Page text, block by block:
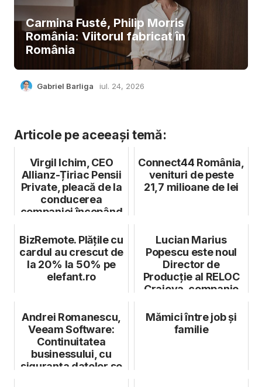
Carmina Fusté, Philip Morris
România: Viitorul fabricat în
România
Gabriel Barliga iul. 24, 2026
Articole pe aceeași temă:
Virgil Ichim, CEO
Allianz-Țiriac Pensii
Private, pleacă de la
conducerea
companiei începând
Connect44 România,
venituri de peste
21,7 milioane de lei
BizRemote. Plățile cu
cardul au crescut de
la 20% la 50% pe
elefant.ro
Lucian Marius
Popescu este noul
Director de
Producție al RELOC
Craiova, companie
Andrei Romanescu,
Veeam Software:
Continuitatea
businessului, cu
siguranța datelor se
Mămici între job și
familie